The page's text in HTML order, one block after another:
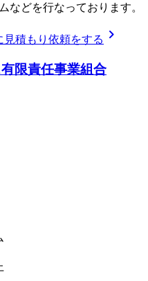
などを行なっております。
見積もり依頼をする chevron_right
限責任事業組合